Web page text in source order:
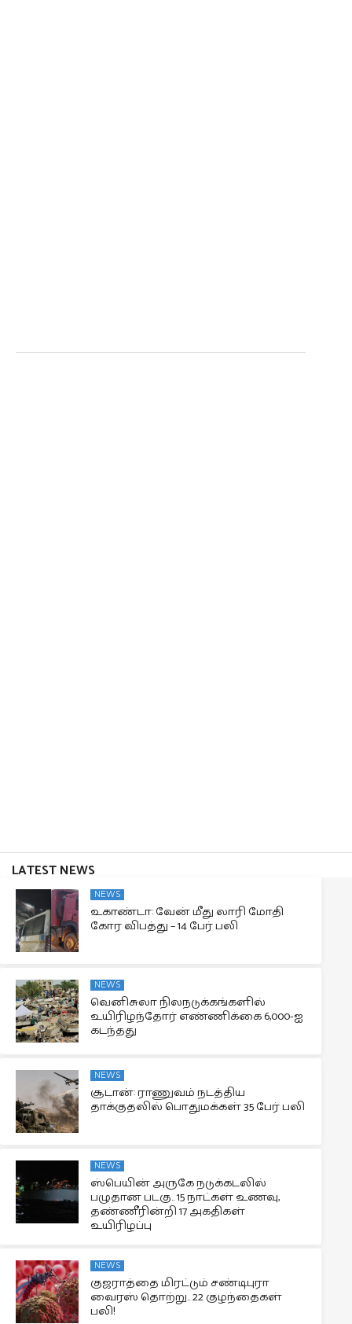
LATEST NEWS
NEWS
உகாண்டா: வேன் மீது லாரி மோதி
கோர விபத்து – 14 பேர் பலி
NEWS
வெனிசுலா நிலநடுக்கங்களில்
உயிரிழந்தோர் எண்ணிக்கை 6,000-ஐ
கடந்தது
NEWS
சூடான்: ராணுவம் நடத்திய
தாக்குதலில் பொதுமக்கள் 35 பேர் பலி
NEWS
ஸ்பெயின் அருகே நடுக்கடலில்
பழுதான படகு.. 15 நாட்கள் உணவு,
தண்ணீரின்றி 17 அகதிகள்
உயிரிழப்பு
NEWS
குஜராத்தை மிரட்டும் சண்டிபுரா
வைரஸ் தொற்று.. 22 குழந்தைகள்
பலி!